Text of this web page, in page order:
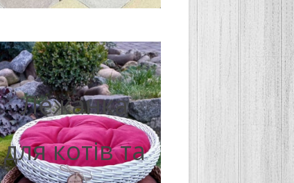
Лежанка
для котів та